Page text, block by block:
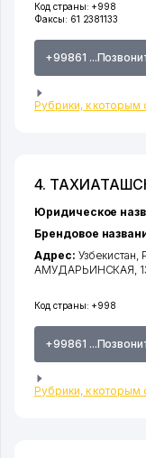
Код страны: +998
Факсы: 61 2381133
+99861
Рубрики, к которым
4.
Код страны: +998
+99861
Рубрики, к которым
Юридическое
Брендовое
Адрес: Узбекистан,
АМУДАРЬИНСКАЯ ,